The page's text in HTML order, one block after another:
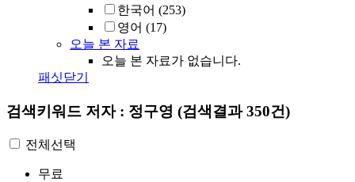
한국어 (253)
영어 (17)
오늘 본 자료
오늘 본 자료가 없습니다.
패싯닫기
검색키워드 저자 : 정구영 (검색결과 350건)
전체선택
무료